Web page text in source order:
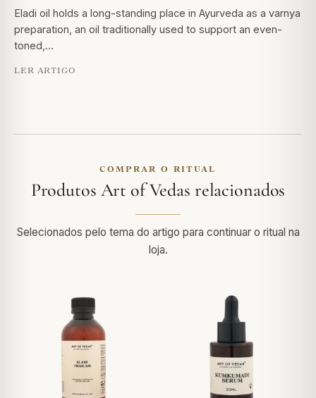
Eladi oil holds a long-standing place in Ayurveda as a varnya
preparation, an oil traditionally used to support an even-
toned,…
LER ARTIGO
COMPRAR O RITUAL
Produtos Art of Vedas relacionados
Selecionados pelo tema do artigo para continuar o ritual na
loja.